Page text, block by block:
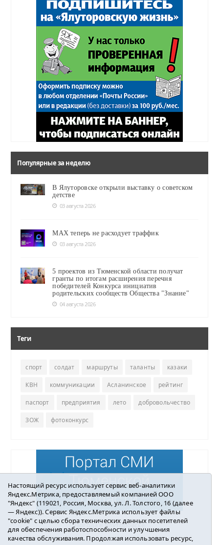
Популярные за неделю
В Ялуторовске открыли выставку о советском
детстве
03 августа 2026
MAX теперь не расходует траффик
03 августа 2026
5 проектов из Тюменской области получат
гранты по итогам расширения перечня
победителей Конкурса инициатив
родительских сообществ Общества "Знание"
04 августа 2026
Теги
спорт солдат маршруты таланты казаки
КВН коммуникации Асланинское рейтинг
паспорт предприятия лето добровольчество
ЗОЖ фотоконкурс
Погода в Ялуторовске
Настоящий ресурс использует сервис веб-аналитики
Яндекс.Метрика, предоставляемый компанией ООО
"Яндекс" (119021, Россия, Москва, ул. Л. Толстого, 16 (далее
— Яндекс)). Сервис Яндекс.Метрика использует файлы
"cookie" с целью сбора технических данных посетителей
для обеспечения работоспособности и улучшения
качества обслуживания. Продолжая использовать ресурс,